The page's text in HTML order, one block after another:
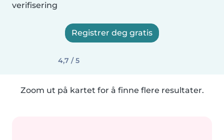
verifisering
Registrer deg gratis
4,7 / 5
Zoom ut på kartet for å finne flere resultater.